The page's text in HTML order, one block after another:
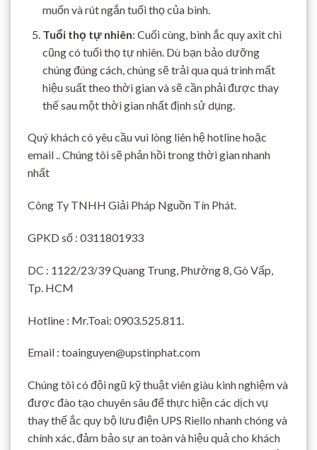
muốn và rút ngắn tuổi thọ của bình.
Tuổi thọ tự nhiên: Cuối cùng, bình ắc quy axit chì
cũng có tuổi thọ tự nhiên. Dù bạn bảo dưỡng
chúng đúng cách, chúng sẽ trải qua quá trình mất
hiệu suất theo thời gian và sẽ cần phải được thay
thế sau một thời gian nhất định sử dụng.
Quý khách có yêu cầu vui lòng liên hệ hotline hoặc
email .. Chúng tôi sẽ phản hồi trong thời gian nhanh
nhất
Công Ty TNHH Giải Pháp Nguồn Tín Phát.
GPKD số : 0311801933
DC : 1122/23/39 Quang Trung, Phường 8, Gò Vấp,
Tp. HCM
Hotline : Mr.Toai: 0903.525.811.
Email : toainguyen@upstinphat.com
Chúng tôi có đội ngũ kỹ thuật viên giàu kinh nghiệm và
được đào tạo chuyên sâu để thực hiện các dịch vụ
thay thế ắc quy bộ lưu điện UPS Riello nhanh chóng và
chính xác, đảm bảo sự an toàn và hiệu quả cho khách